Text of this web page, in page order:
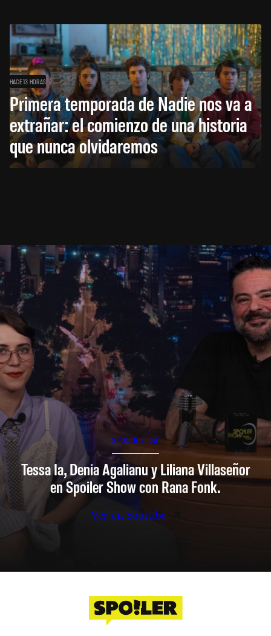
HACE 13 HORAS
Primera temporada de Nadie nos va a
extrañar: el comienzo de una historia
que nunca olvidaremos
SPOILER SHOW
Tessa Ia, Denia Agalianu y Liliana Villaseñor
en Spoiler Show con Rana Fonk.
Ver en Youtube